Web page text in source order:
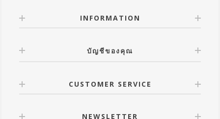
INFORMATION
บัญชีของคุณ
CUSTOMER SERVICE
NEWSLETTER